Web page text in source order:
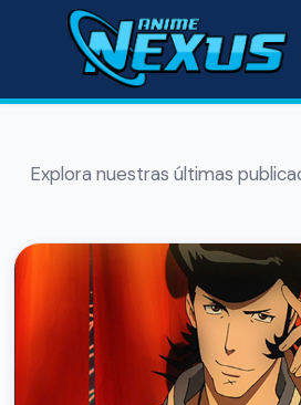
Explora nuestras últimas